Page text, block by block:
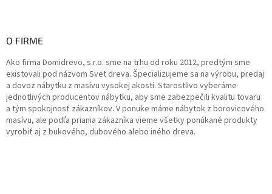
O FIRME
Ako firma Domidrevo, s.r.o. sme na trhu od roku 2012, predtým sme
existovali pod názvom Svet dreva. Špecializujeme sa na výrobu, predaj
a dovoz nábytku z masívu vysokej akosti. Starostlivo vyberáme
jednotlivých producentov nábytku, aby sme zabezpečili kvalitu tovaru
a tým spokojnosť zákazníkov. V ponuke máme nábytok z borovicového
masívu, ale podľa priania zákazníka vieme všetky ponúkané produkty
vyrobiť aj z bukového, dubového alebo iného dreva.